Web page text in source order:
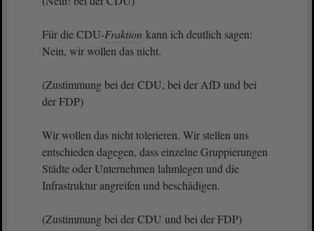
Für die CDU-Fraktion kann ich deutlich sagen:
Nein, wir wollen das nicht.
(Zustimmung bei der CDU, bei der AfD und bei
der FDP)
Wir wollen das nicht tolerieren. Wir stellen uns
entschieden dagegen, dass einzelne Gruppierungen
Städte oder Unternehmen lahmlegen und die
Infrastruktur angreifen und beschädigen.
(Zustimmung bei der CDU und bei der FDP)